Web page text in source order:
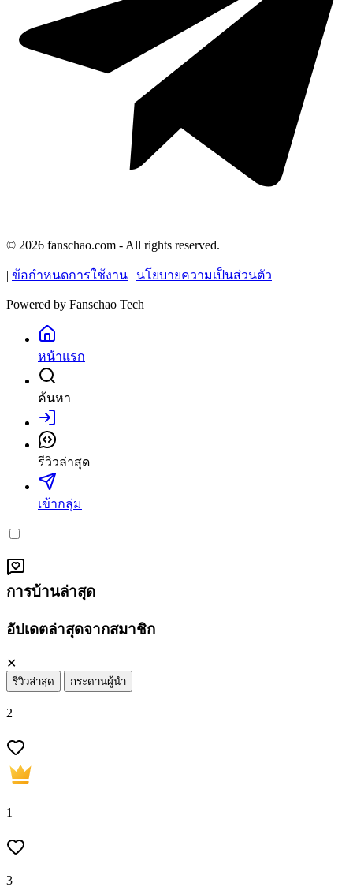
© 2026 fanschao.com - All rights reserved.
ข้อกำหนดการใช้งาน นโยบายความเป็นส่วนตัว
Powered by Fanschao Tech
หน้าแรก
ค้นหา
เข้าสู่ระบบ
รีวิวล่าสุด
เข้ากลุ่ม
การบ้านล่าสุด
อัปเดตล่าสุดจากสมาชิก
✕
รีวิวล่าสุด กระดานผู้นำ
2
1
3